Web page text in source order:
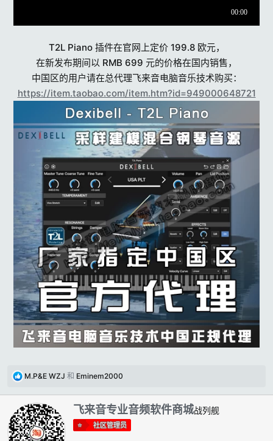
T2L Piano 插件在官网上定价 199.8 欧元，
在新发布期间以 RMB 699 元的价格在国内销售，
中国区的用户请在总代理飞来音电脑音乐技术购买：
https://item.taobao.com/item.htm?id=949000648721
反
:
M.P&E WZJ 和 Eminem2000
撰
写
者
飞来音专业音频软件商城战列舰
社区管理员